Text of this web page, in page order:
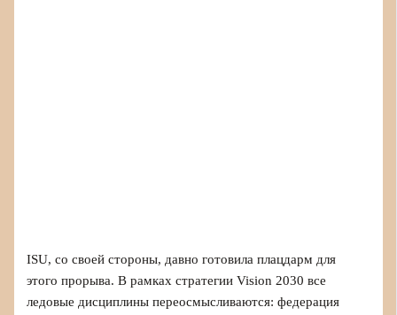
ISU, со своей стороны, давно готовила плацдарм для
этого прорыва. В рамках стратегии Vision 2030 все
ледовые дисциплины переосмысливаются: федерация